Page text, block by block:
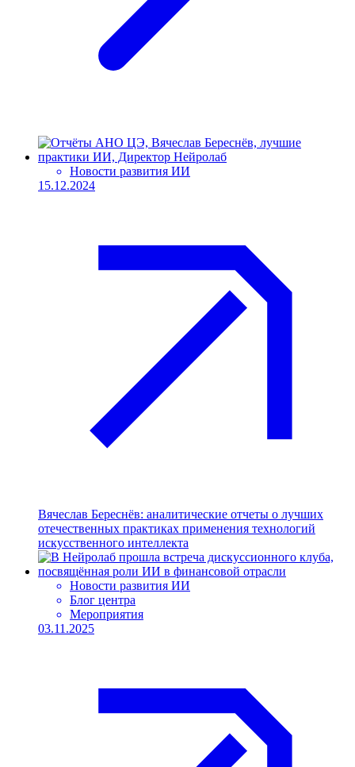
Новости развития ИИ
15.12.2024
Вячеслав Береснёв: аналитические отчеты о лучших
отечественных практиках применения технологий
искусственного интеллекта
Новости развития ИИ
Блог центра
Мероприятия
03.11.2025